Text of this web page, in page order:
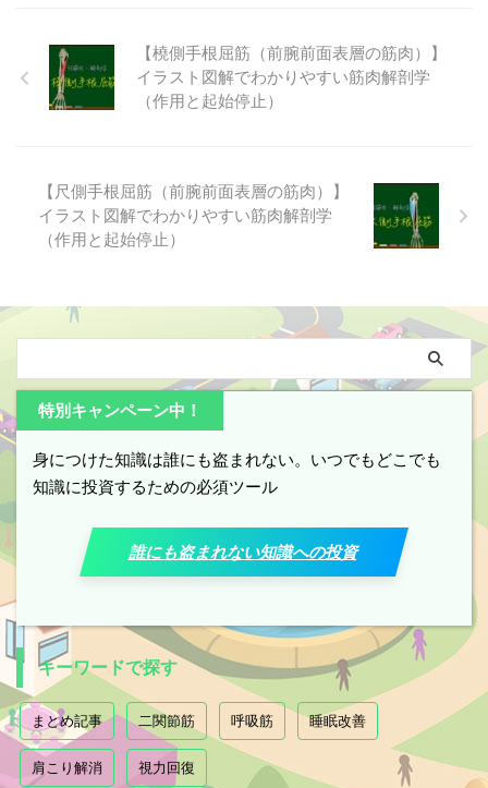
を用いてわかりやすく解説してい
ます。 【肘筋】とは？どこにあ
るどんな筋肉？ 【肘筋】は「上
腕骨遠位端」から「尺骨近位端」
働きかけて「肘関節」を守りつ
つ、「上腕三頭筋」の肘伸展作用
を促進するサポーターのような役
「長橈 ...
【橈側手根屈筋（前腕前面表層の筋肉）】
イラスト図解でわかりやすい筋肉解剖学
（作用と起始停止）
【尺側手根屈筋（前腕前面表層の筋肉）】
イラスト図解でわかりやすい筋肉解剖学
（作用と起始停止）
特別キャンペーン中！
身につけた知識は誰にも盗まれない。いつでもどこでも
知識に投資するための必須ツール
誰にも盗まれない知識への投資
キーワードで探す
まとめ記事 二関節筋 呼吸筋 睡眠改善
肩こり解消 視力回復